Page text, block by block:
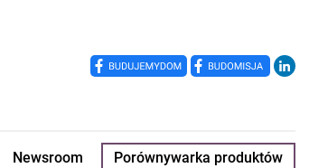
Newsroom Porównywarka produktów